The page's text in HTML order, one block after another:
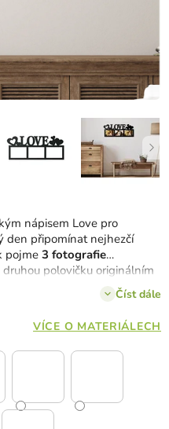
nápisem Love pro
den připomínat nejhezčí
pojme 3 fotografie
polovičku originálním
Číst dále
VÍCE O MATERIÁLECH